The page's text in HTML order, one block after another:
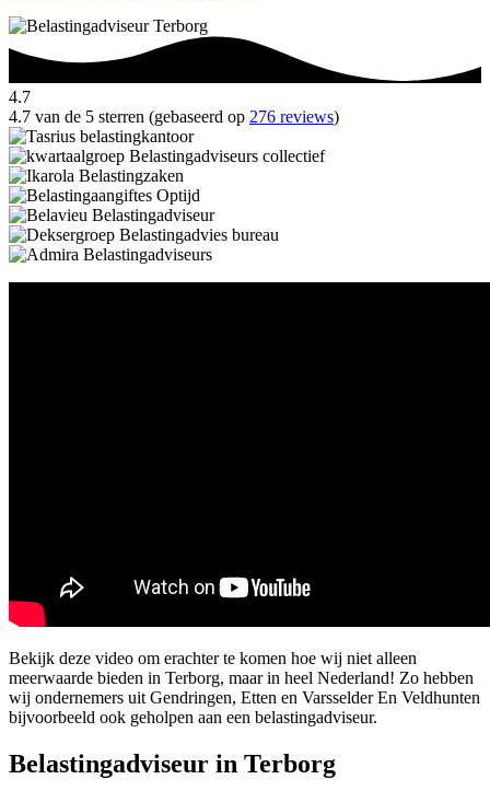
4.7
4.7 van de 5 sterren (gebaseerd op 276 reviews)
Bekijk deze video om erachter te komen hoe wij niet alleen
meerwaarde bieden in Terborg, maar in heel Nederland! Zo hebben
wij ondernemers uit Gendringen, Etten en Varsselder En Veldhunten
bijvoorbeeld ook geholpen aan een belastingadviseur.
Belastingadviseur in Terborg